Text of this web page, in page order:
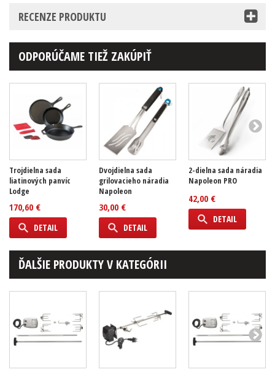
RECENZE PRODUKTU
ODPORÚČAME TIEŽ ZAKÚPIŤ
Trojdielna sada
liatinových panvíc
Lodge
170,60 €
DETAIL
Dvojdielna sada
grilovacieho náradia
Napoleon
30,00 €
DETAIL
2-dielna sada náradia
Napoleon PRO
42,00 €
DETAIL
ĎALŠIE PRODUKTY V KATEGÓRII